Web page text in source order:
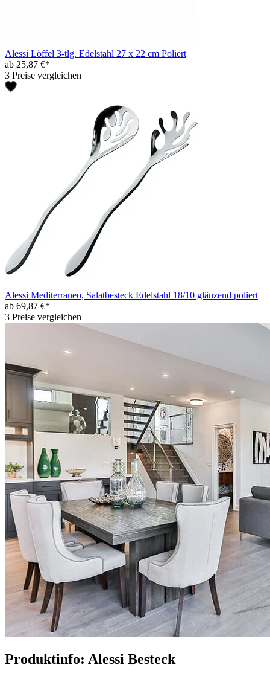
Alessi Löffel 3-tlg. Edelstahl 27 x 22 cm Poliert
ab 25,87 €*
3 Preise vergleichen
Alessi Mediterraneo, Salatbesteck Edelstahl 18/10 glänzend poliert
ab 69,87 €*
3 Preise vergleichen
Produktinfo: Alessi Besteck